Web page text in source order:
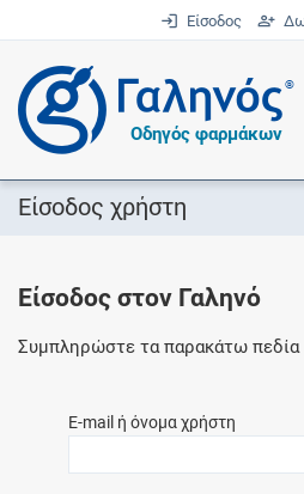
Είσοδος
®
Οδηγός φαρμάκων
Είσοδος χρήστη
Είσοδος στον Γαληνό
Συμπληρώστε τα παρακάτω πεδία
E-mail ή όνομα χρήστη